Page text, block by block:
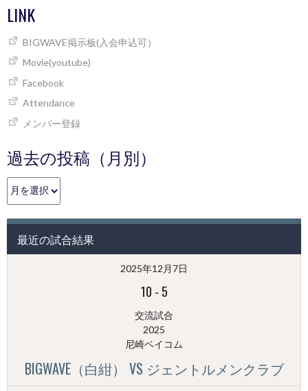
LINK
BIGWAVE掲示板(入会申込可）
Movie(youtube)
Facebook
Attendance
メンバー登録
過去の投稿（月別）
過
去
投
（月
最近の試合結果
2025年12月7日
10 - 5
交流試合
2025
尼崎ベイコム
BIGWAVE（白紺） VS ジェントルメンクラブ